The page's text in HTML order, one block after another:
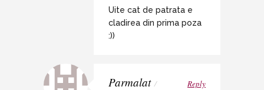
Uite cat de patrata e
cladirea din prima poza
:))
Parmalat /
Reply